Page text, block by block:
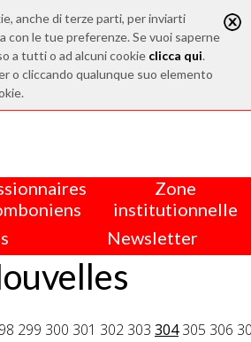
anche di terze parti, per inviarti
con le tue preferenze. Se vuoi saperne
a tutti o ad alcuni cookie clicca qui.
o cliccando qualunque suo elemento
Zone
institutionnelle
Newsletter
299 300 301 302 303 304 305 306